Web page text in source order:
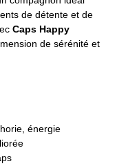
de détente et de
Caps Happy
de sérénité et
énergie